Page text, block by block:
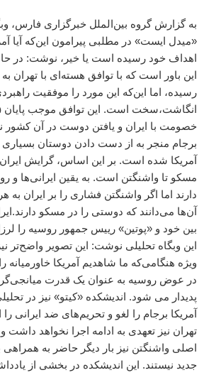
به گزارش گروه بین‌الملل خبرگزاری فارس،
«میدل ایست» در مطلبی پیرامون این‌که آیا
اهداف خود رسیده است یا خیر، نوشت: در
این باور است که با توافق هسته‌ای با تهران
رسیده، اما این‌که این مورد را موفقیت
خصومت با ایران و یافتن دوست در آن
برجام منجر به از دست دادن دوستان بسیاری
آمریکا شده است. بر این اساس، گرایش
مسکو تا واشنگتن است. به یقین ایرانی‌ها و
دارند اما اگر واشنگتن فشاری را بر ایران به
آن‌ها می‌دانند که دوستی را در مسکو
بین خود و «پوتین» رییس جمهور روسیه را
این وبگاه تحلیلی نوشت: این تصویر واضح‌تر
ویژه هنگامی‌که ما شاهدیم آمریکا خاورمیانه
در عوض روسیه به عنوان یک قدرت
پدیدار می شود. اندیشکده «کیتو» نیز در
آمریکا برجام را لغو و تحریم‌های ضد ایرانی را
تهران نیز تعهدی به ادامه اجرا نخواهد داشت و
اصلی واشنگتن نیز بار دیگر حاضر به همراهی
جدید نیستند. این اندیشکده در بخشی از